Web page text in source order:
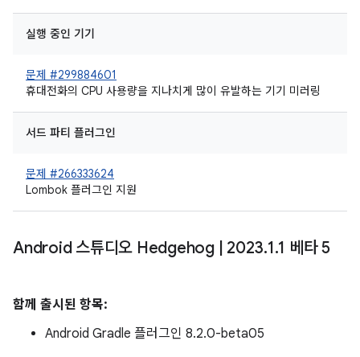
실행 중인 기기
문제 #299884601
휴대전화의 CPU 사용량을 지나치게 많이 유발하는 기기 미러링
서드 파티 플러그인
문제 #266333624
Lombok 플러그인 지원
Android 스튜디오 Hedgehog 2023.1.1 베타 5
함께 출시된 항목:
Android Gradle 플러그인 8.2.0-beta05